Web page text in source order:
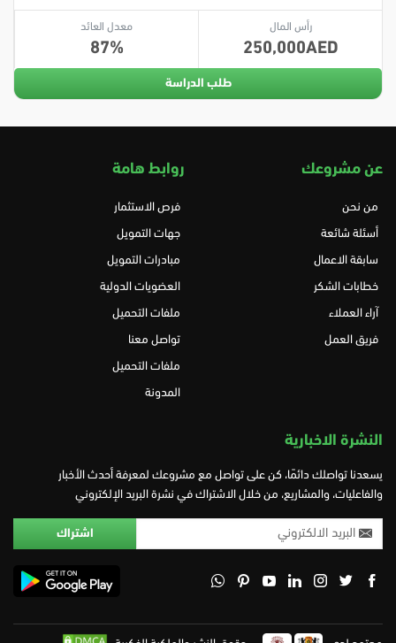
رأس المال
250,000
معدل العائد
87
طلب الدراسة
عن مشروعك
من نحن
أسئلة شائعة
سابقة الاعمال
خطابات الشكر
آراء العملاء
فريق العمل
روابط هامة
فرص الاستثمار
جهات التمويل
مبادرات التمويل
العضويات الدولية
ملفات التحميل
تواصل معنا
ملفات التحميل
المدونة
النشرة الاخبارية
يسعدنا تواصلك دائمًا، كن على تواصل مع مشروعك لمعرفة أحدث الأخبار
والفاعليات، والمشاريع، من خلال الاشتراك في نشرة البريد الإلكتروني